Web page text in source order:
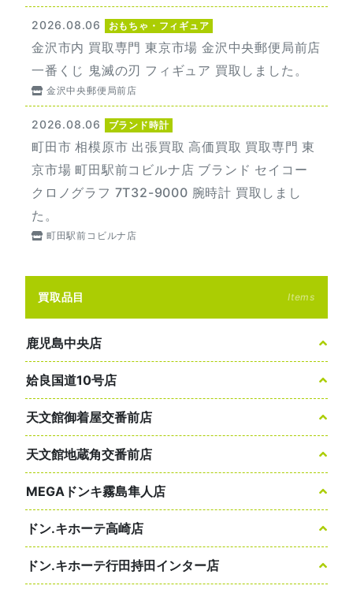
2026.08.06 おもちゃ・フィギュア
金沢市内 買取専門 東京市場 金沢中央郵便局前店
一番くじ 鬼滅の刃 フィギュア 買取しました。
金沢中央郵便局前店
2026.08.06 ブランド時計
町田市 相模原市 出張買取 高価買取 買取専門 東
京市場 町田駅前コビルナ店 ブランド セイコー
クロノグラフ 7T32-9000 腕時計 買取しまし
た。
町田駅前コビルナ店
買取品目 Items
鹿児島中央店
姶良国道10号店
天文館御着屋交番前店
天文館地蔵角交番前店
MEGAドンキ霧島隼人店
ドン.キホーテ高崎店
ドン.キホーテ行田持田インター店